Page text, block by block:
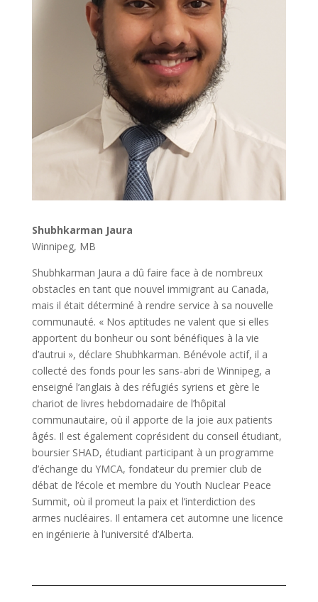
Shubhkarman Jaura
Winnipeg, MB
Shubhkarman Jaura a dû faire face à de nombreux
obstacles en tant que nouvel immigrant au Canada,
mais il était déterminé à rendre service à sa nouvelle
communauté. « Nos aptitudes ne valent que si elles
apportent du bonheur ou sont bénéfiques à la vie
d’autrui », déclare Shubhkarman. Bénévole actif, il a
collecté des fonds pour les sans-abri de Winnipeg, a
enseigné l’anglais à des réfugiés syriens et gère le
chariot de livres hebdomadaire de l’hôpital
communautaire, où il apporte de la joie aux patients
âgés. Il est également coprésident du conseil étudiant,
boursier SHAD, étudiant participant à un programme
d’échange du YMCA, fondateur du premier club de
débat de l’école et membre du Youth Nuclear Peace
Summit, où il promeut la paix et l’interdiction des
armes nucléaires. Il entamera cet automne une licence
en ingénierie à l’université d’Alberta.